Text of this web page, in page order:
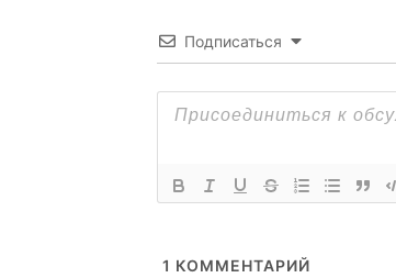
Подписаться
1 КОММЕНТАРИЙ